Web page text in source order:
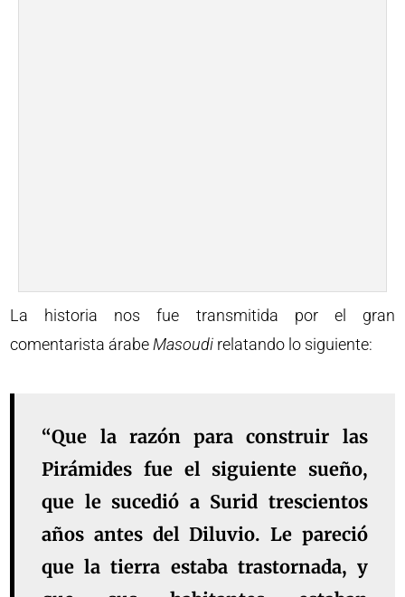
La historia nos fue transmitida por el gran
comentarista árabe Masoudi relatando lo siguiente:
“Que la razón para construir las
Pirámides fue el siguiente sueño,
que le sucedió a Surid trescientos
años antes del Diluvio. Le pareció
que la tierra estaba trastornada, y